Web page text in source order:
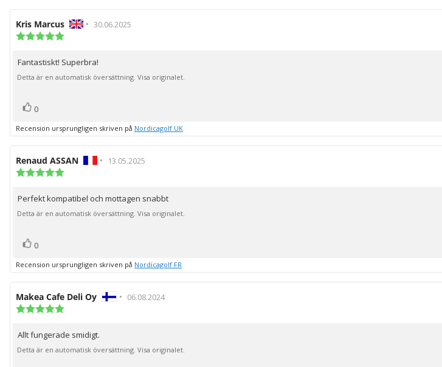
Recensionsförfattare:
Kris Marcus • Recensionsdatum:
30.06.2025
5
stjärnor
Recensionstext:
Fantastiskt! Superbra!
Detta är en automatisk översättning. Visa originalet.
Rösta
0
Recension ursprungligen skriven på Nordicagolf UK
Recensionsförfattare:
Renaud ASSAN • Recensionsdatum:
13.05.2025
5
stjärnor
Recensionstext:
Perfekt kompatibel och mottagen snabbt
Detta är en automatisk översättning. Visa originalet.
Rösta
0
Recension ursprungligen skriven på Nordicagolf FR
Recensionsförfattare:
Makea Cafe Deli Oy • Recensionsdatum:
06.08.2024
5
stjärnor
Recensionstext:
Allt fungerade smidigt.
Detta är en automatisk översättning. Visa originalet.